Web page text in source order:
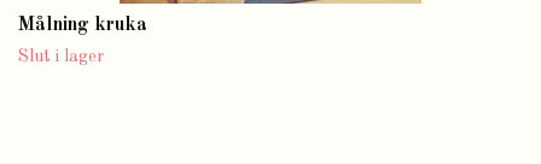
Målning kruka
Slut i lager